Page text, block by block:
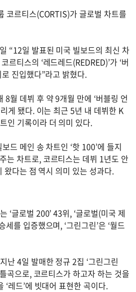
코르티스(CORTIS)가 글로벌 차트를
“12일 발표된 미국 빌보드의 최신 차
르티스의 ‘레드레드(REDRED)’가 ‘버
진입했다”라고 밝혔다.
8월 데뷔 후 약 9개월 만에 ‘버블링 언
게 됐다. 이는 최근 5년 내 데뷔한 K
인 기록이라 더 의미 있다.
드 메인 송 차트인 ‘핫 100’에 들지
는 차트로, 코르티스는 데뷔 1년도 안
왔다는 점 역시 의미 있는 성과다.
‘글로벌 200’ 43위, ‘글로벌(미국 제
세를 입증했으며, ‘그린그린’은 ‘월드
난 4일 발매한 정규 2집 ‘그린그린
곡으로, 코르티스가 하고자 하는 것을
‘레드’에 빗대어 표현한 곡이다.